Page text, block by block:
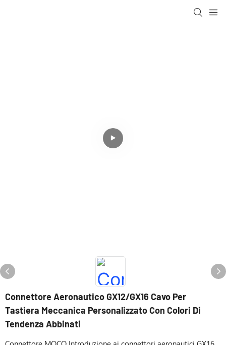
Connettore Aeronautico GX12/GX16 Cavo Per
Tastiera Meccanica Personalizzato Con Colori Di
Tendenza Abbinati